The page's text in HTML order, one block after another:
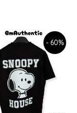
- 60%